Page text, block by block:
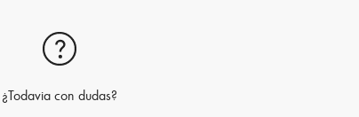
¿Todavia con dudas?